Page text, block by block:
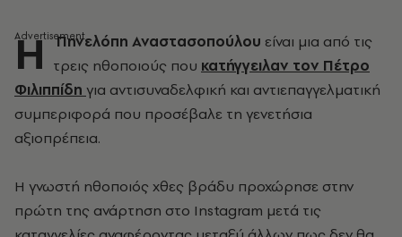
Η Πηνελόπη Αναστασοπούλου είναι μια από τις
τρεις ηθοποιούς που κατήγγειλαν τον Πέτρο
Φιλιππίδη για αντισυναδελφική και αντιεπαγγελματική
συμπεριφορά που προσέβαλε τη γενετήσια
αξιοπρέπεια.
Η γνωστή ηθοποιός χθες βράδυ προχώρησε στην
πρώτη της ανάρτηση στο Instagram μετά τις